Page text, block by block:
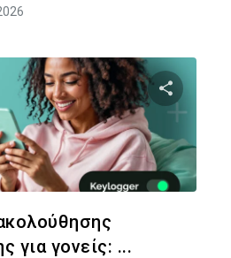
για γονείς: ...